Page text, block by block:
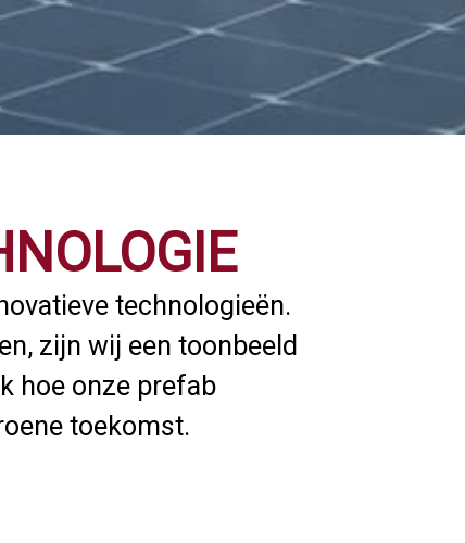
technologieën.
zijn wij een toonbeeld
hoe onze prefab
toekomst.